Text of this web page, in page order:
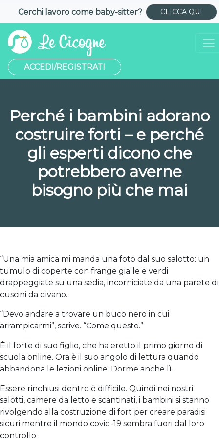
Cerchi lavoro come baby-sitter? CLICCA QUI
ACCEDI/REGISTRATI
Perché i bambini adorano
costruire forti – e perché
gli esperti dicono che
potrebbero averne
bisogno più che mai
“Una mia amica mi manda una foto dal suo salotto: un
tumulo di coperte con frange gialle e verdi
drappeggiate su una sedia, incorniciate da una parete di
cuscini da divano.
“Devo andare a trovare un buco nero in cui
arrampicarmi”, scrive. “Come questo.”
È il forte di suo figlio, che ha eretto il primo giorno di
scuola online. Ora è il suo angolo di lettura quando
abbandona le lezioni online. Dorme anche lì.
Essere rinchiusi dentro è difficile. Quindi nei nostri
salotti, camere da letto e scantinati, i bambini si stanno
rivolgendo alla costruzione di fort per creare paradisi
sicuri mentre il mondo covid-19 sembra fuori dal loro
controllo.